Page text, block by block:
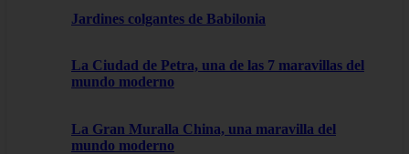
Jardines colgantes de Babilonia
La Ciudad de Petra, una de las 7 maravillas del
mundo moderno
La Gran Muralla China, una maravilla del
mundo moderno